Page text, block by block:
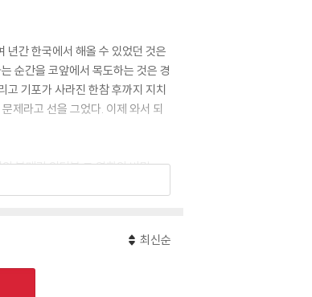
년간 한국에서 해올 수 있었던 것은
순간을 코앞에서 목도하는 것은 경
고 기포가 사라진 한참 후까지 지치
제라고 선을 그었다. 이제 와서 되
의 부메랑 인터뷰 그 영화의 비밀』
.
최신순